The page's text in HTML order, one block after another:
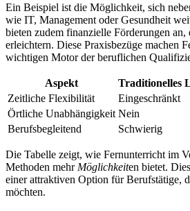
Ein Beispiel ist die Möglichkeit, sich
wie IT, Management oder Gesundheit
bieten zudem finanzielle Förderungen an,
erleichtern. Diese Praxisbezüge machen
wichtigen Motor der beruflichen
Aspekt Traditionelles
Zeitliche Flexibilität
Eingeschränkt
Örtliche Unabhängigkeit Nein
Berufsbegleitend
Schwierig
Die Tabelle zeigt, wie Fernunterricht im
Methoden mehr Möglichkeiten bietet.
einer attraktiven Option für Berufstätige,
möchten.